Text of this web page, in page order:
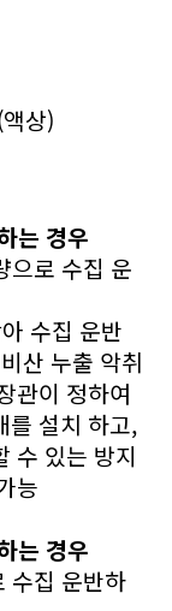
상)
는 경우
로 수집 운
수집 운반
산 누출 악취
관이 정하여
를 설치 하고,
수 있는 방지
능
는 경우
수집 운반하